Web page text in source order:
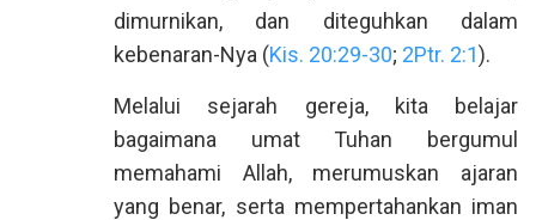
dimurnikan, dan diteguhkan dalam
kebenaran-Nya (Kis. 20:29-30; 2Ptr. 2:1).
Melalui sejarah gereja, kita belajar
bagaimana umat Tuhan bergumul
memahami Allah, merumuskan ajaran
yang benar, serta mempertahankan iman